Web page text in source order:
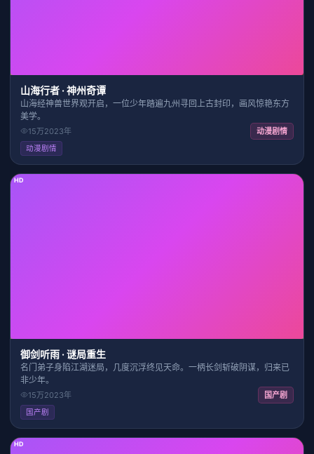
山海行者 · 神州奇谭
山海经神兽世界观开启，一位少年踏遍九州寻回上古封印，画风惊艳东方
美学。
15万2023年 动漫剧情
动漫剧情
HD
御剑听雨 · 谜局重生
名门弟子身陷江湖迷局，几度沉浮终见天命。一柄长剑斩破阴谋，归来已
非少年。
15万2023年 国产剧
国产剧
HD